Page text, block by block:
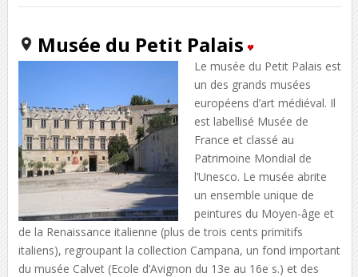
Musée du Petit Palais
Le musée du Petit Palais est
un des grands musées
européens d’art médiéval. Il
est labellisé Musée de
France et classé au
Patrimoine Mondial de
l’Unesco. Le musée abrite
un ensemble unique de
peintures du Moyen-âge et
de la Renaissance italienne (plus de trois cents primitifs
italiens), regroupant la collection Campana, un fond important
du musée Calvet (Ecole d’Avignon du 13e au 16e s.) et des